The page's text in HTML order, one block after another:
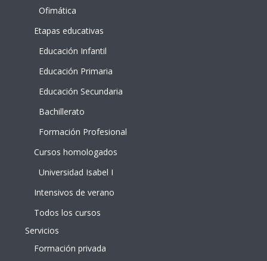
Ofimática
Etapas educativas
Educación Infantil
Educación Primaria
Educación Secundaria
Bachillerato
Formación Profesional
Cursos homologados
Universidad Isabel I
Intensivos de verano
Todos los cursos
Servicios
Formación privada